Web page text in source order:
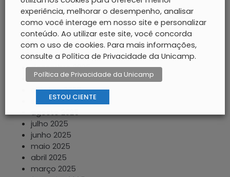
maio 2026
abril 2026
março 2026
fevereiro 2026
janeiro 2026
dezembro 2025
novembro 2025
outubro 2025
setembro 2025
agosto 2025
julho 2025
junho 2025
maio 2025
abril 2025
março 2025
experiência, melhorar o desempenho, analisar
como você interage em nosso site e personalizar
conteúdo. Ao utilizar este site, você concorda
com o uso de cookies. Para mais informações,
consulte a Política de Privacidade da Unicamp.
Política de Privacidade da Unicamp
ESTOU CIENTE